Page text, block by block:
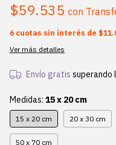
$59.535 con
6 cuotas sin interés de
Ver más detalles
Envío gratis superando
Medidas: 15 x 20 cm
15 x 20 cm 20 x 30 cm
50 x 70 cm